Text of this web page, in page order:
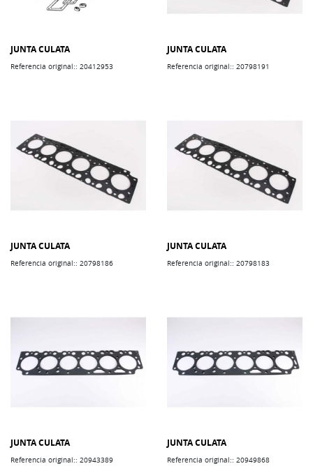
JUNTA CULATA
Referencia original:: 20412953
JUNTA CULATA
Referencia original:: 20798191
JUNTA CULATA
Referencia original:: 20798186
JUNTA CULATA
Referencia original:: 20798183
JUNTA CULATA
Referencia original:: 20943389
JUNTA CULATA
Referencia original:: 20949868